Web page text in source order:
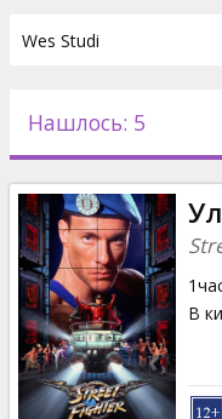
Новости
Подарки
Кинозакуски
B2B
Нашлось: 5
В